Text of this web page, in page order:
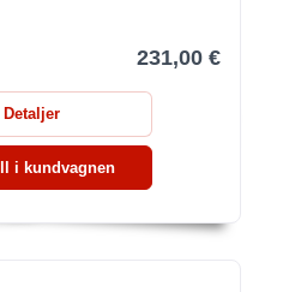
231,00 €
Detaljer
i kundvagnen